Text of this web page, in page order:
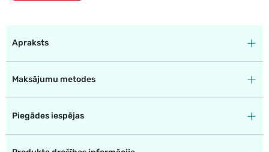
Apraksts
Maksājumu metodes
Piegādes iespējas